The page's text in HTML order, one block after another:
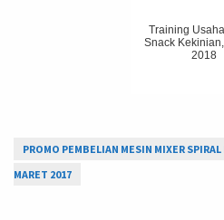
Training
Snack
2018
PROMO PEMBELIAN MESIN MIXER
MARET 2017